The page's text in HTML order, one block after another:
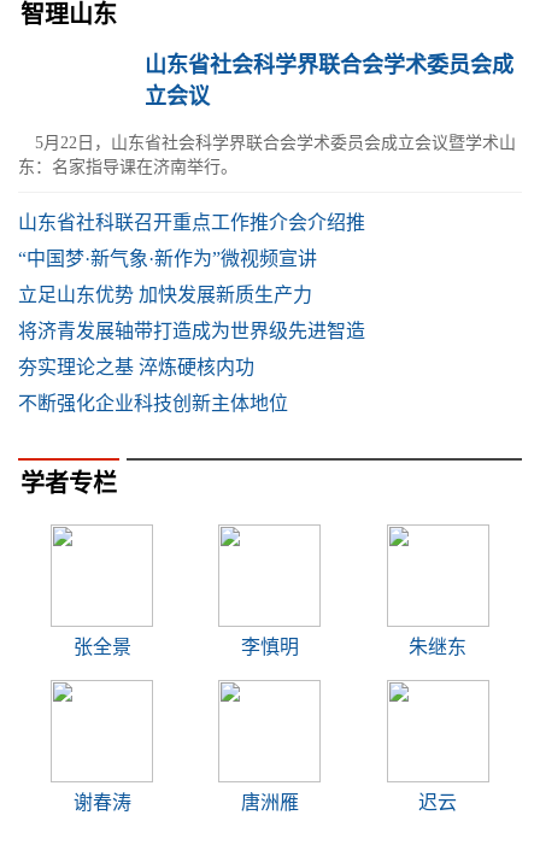
智理山东
山东省社会科学界联合会学术委员会成
立会议
5月22日，山东省社会科学界联合会学术委员会成立会议暨学术山
东：名家指导课在济南举行。
山东省社科联召开重点工作推介会介绍推
“中国梦·新气象·新作为”微视频宣讲
立足山东优势 加快发展新质生产力
将济青发展轴带打造成为世界级先进智造
夯实理论之基 淬炼硬核内功
不断强化企业科技创新主体地位
学者专栏
张全景 李慎明 朱继东
谢春涛 唐洲雁 迟云